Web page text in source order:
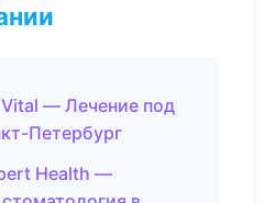
— Лечение под
Петербург
Health —